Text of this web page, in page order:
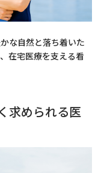
な自然と落ち着いた
在宅医療を支える看
求められる医